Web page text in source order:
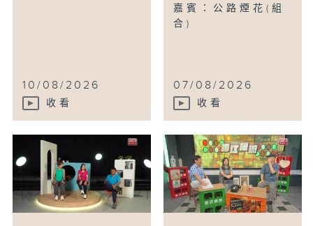
10/08/2026
收看
嘉賓：公路煙花(組
合)
07/08/2026
收看